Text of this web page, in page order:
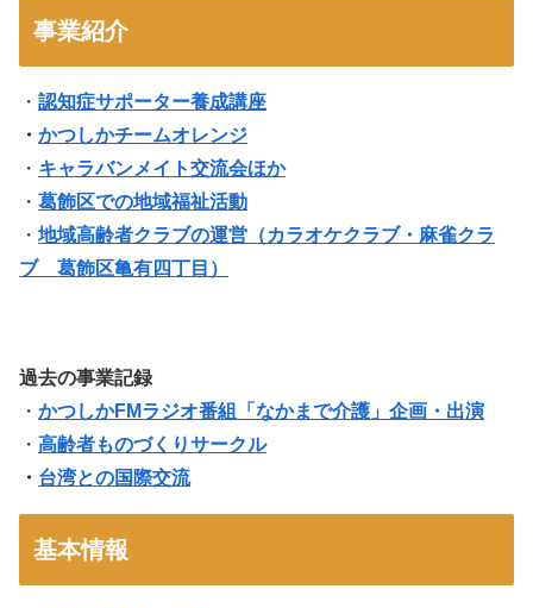
事業紹介
・ 認知症サポーター養成講座
・ かつしかチームオレンジ
・ キャラバンメイト交流会ほか
・ 葛飾区での地域福祉活動
・ 地域高齢者クラブの運営（カラオケクラブ・麻雀クラ
ブ 葛飾区亀有四丁目 ）
過去の事業記録
・ かつしかFMラジオ番組「なかまで介護」企画・出演
・ 高齢者ものづくりサークル
・ 台湾との国際交流
基本情報